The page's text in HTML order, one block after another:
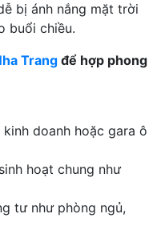
bị ánh nắng mặt trời
buổi chiều.
Trang để hợp phong
kinh doanh hoặc gara ô
hoạt chung như
tư như phòng ngủ,